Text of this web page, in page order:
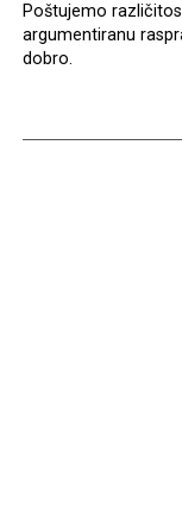
Poštujemo
argumentiranu
dobro.